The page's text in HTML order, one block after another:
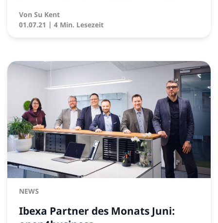
Von Su Kent
01.07.21 | 4 Min. Lesezeit
NEWS
Ibexa Partner des Monats Juni: